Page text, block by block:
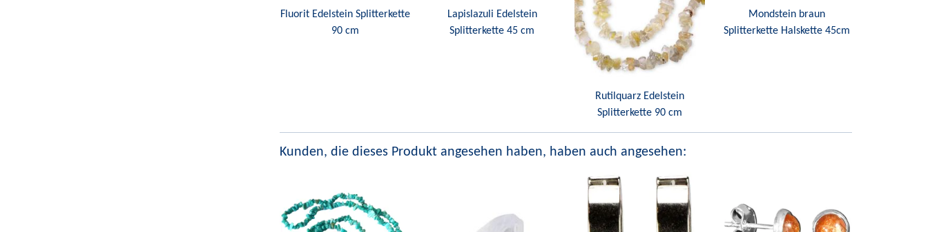
Fluorit Edelstein Splitterkette
90 cm
Lapislazuli Edelstein
Splitterkette 45 cm
Rutilquarz Edelstein
Splitterkette 90 cm
Mondstein braun
Splitterkette Halskette 45cm
Kunden, die dieses Produkt angesehen haben, haben auch angesehen: